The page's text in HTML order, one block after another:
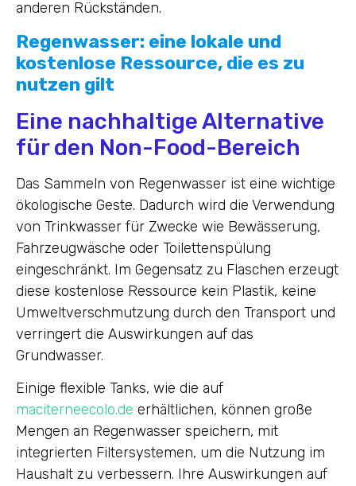
anderen Rückständen.
Regenwasser: eine lokale und
kostenlose Ressource, die es zu
nutzen gilt
Eine nachhaltige Alternative
für den Non-Food-Bereich
Das Sammeln von Regenwasser ist eine wichtige
ökologische Geste. Dadurch wird die Verwendung
von Trinkwasser für Zwecke wie Bewässerung,
Fahrzeugwäsche oder Toilettenspülung
eingeschränkt. Im Gegensatz zu Flaschen erzeugt
diese kostenlose Ressource kein Plastik, keine
Umweltverschmutzung durch den Transport und
verringert die Auswirkungen auf das
Grundwasser.
Einige flexible Tanks, wie die auf
maciterneecolo.de erhältlichen, können große
Mengen an Regenwasser speichern, mit
integrierten Filtersystemen, um die Nutzung im
Haushalt zu verbessern. Ihre Auswirkungen auf